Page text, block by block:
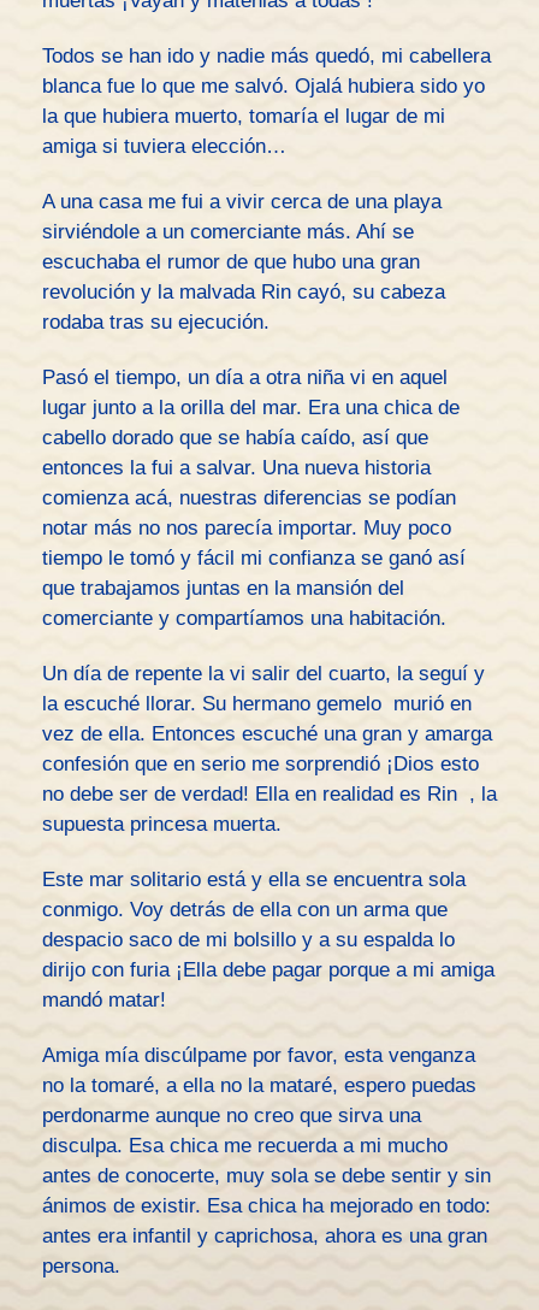
Todos se han ido y nadie más quedó, mi cabellera
blanca fue lo que me salvó. Ojalá hubiera sido yo
la que hubiera muerto, tomaría el lugar de mi
amiga si tuviera elección…
A una casa me fui a vivir cerca de una playa
sirviéndole a un comerciante más. Ahí se
escuchaba el rumor de que hubo una gran
revolución y la malvada Rin cayó, su cabeza
rodaba tras su ejecución.
Pasó el tiempo, un día a otra niña vi en aquel
lugar junto a la orilla del mar. Era una chica de
cabello dorado que se había caído, así que
entonces la fui a salvar. Una nueva historia
comienza acá, nuestras diferencias se podían
notar más no nos parecía importar. Muy poco
tiempo le tomó y fácil mi confianza se ganó así
que trabajamos juntas en la mansión del
comerciante y compartíamos una habitación.
Un día de repente la vi salir del cuarto, la seguí y
la escuché llorar. Su hermano gemelo murió en
vez de ella. Entonces escuché una gran y amarga
confesión que en serio me sorprendió ¡Dios esto
no debe ser de verdad! Ella en realidad es Rin , la
supuesta princesa muerta.
Este mar solitario está y ella se encuentra sola
conmigo. Voy detrás de ella con un arma que
despacio saco de mi bolsillo y a su espalda lo
dirijo con furia ¡Ella debe pagar porque a mi amiga
mandó matar!
Amiga mía discúlpame por favor, esta venganza
no la tomaré, a ella no la mataré, espero puedas
perdonarme aunque no creo que sirva una
disculpa. Esa chica me recuerda a mi mucho
antes de conocerte, muy sola se debe sentir y sin
ánimos de existir. Esa chica ha mejorado en todo:
antes era infantil y caprichosa, ahora es una gran
persona.